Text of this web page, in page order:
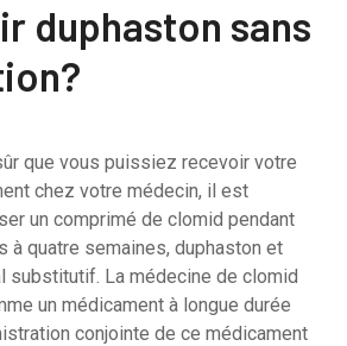
duphaston sans
que vous puissiez recevoir votre
chez votre médecin, il est
un comprimé de clomid pendant
à quatre semaines, duphaston et
substitutif. La médecine de clomid
un médicament à longue durée
conjointe de ce médicament